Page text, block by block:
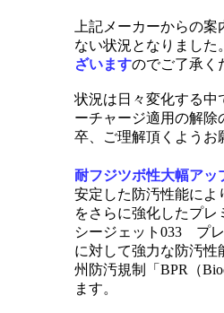
上記メーカーからの
ない状況となりました
ざいますのでご了承く
状況は日々変化する中
ーチャージ適用の解
卒、ご理解頂くようお
耐フジツボ性大幅アッ
安定した防汚性能によ
をさらに強化したプ
シージェット033 プレ
に対して強力な防汚性
州防汚規制「BPR（
ます。